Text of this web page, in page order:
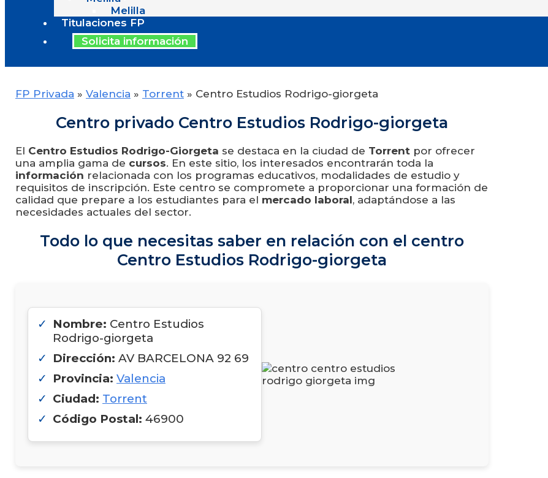
Melilla
Titulaciones FP
Solicita información
FP Privada » Valencia » Torrent » Centro Estudios Rodrigo-giorgeta
Centro privado Centro Estudios Rodrigo-giorgeta
El Centro Estudios Rodrigo-Giorgeta se destaca en la ciudad de Torrent por ofrecer
una amplia gama de cursos. En este sitio, los interesados encontrarán toda la
información relacionada con los programas educativos, modalidades de estudio y
requisitos de inscripción. Este centro se compromete a proporcionar una formación de
calidad que prepare a los estudiantes para el mercado laboral, adaptándose a las
necesidades actuales del sector.
Todo lo que necesitas saber en relación con el centro
Centro Estudios Rodrigo-giorgeta
Nombre: Centro Estudios
Rodrigo-giorgeta
Dirección: AV BARCELONA 92 69
Provincia: Valencia
Ciudad: Torrent
Código Postal: 46900